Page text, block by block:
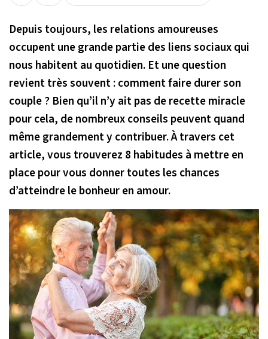
Depuis toujours, les relations amoureuses
occupent une grande partie des liens sociaux qui
nous habitent au quotidien. Et une question
revient très souvent : comment faire durer son
couple ? Bien qu’il n’y ait pas de recette miracle
pour cela, de nombreux conseils peuvent quand
même grandement y contribuer. À travers cet
article, vous trouverez 8 habitudes à mettre en
place pour vous donner toutes les chances
d’atteindre le bonheur en amour.